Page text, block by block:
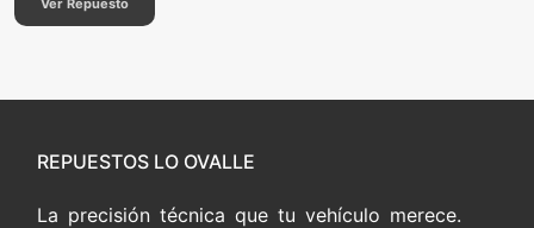
Ver Repuesto
REPUESTOS LO OVALLE
La precisión técnica que tu vehículo merece.